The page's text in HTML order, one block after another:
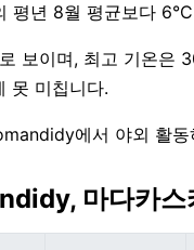
평년 8월 평균보다
보이며, 최고 기온은
못 미칩니다.
에서 야외 활동
마다카